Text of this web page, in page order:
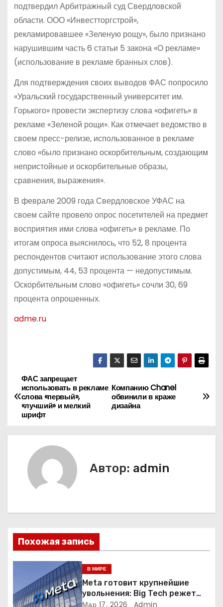
подтвердил Арбитражный суд Свердловской
области. ООО «Инвестторгстрой»,
рекламировавшее «Зеленую рощу», было признано
нарушившим часть 6 статьи 5 закона «О рекламе»
(использование в рекламе бранных слов).
Для подтверждения своих выводов ФАС попросило
«Уральский государственный университет им.
Горького» провести экспертизу слова «офигеть» в
рекламе «Зеленой рощи». Как отмечает ведомство в
своем пресс-релизе, использованное в рекламе
слово «было признано оскорбительным, создающим
непристойные и оскорбительные образы,
сравнения, выражения».
В феврале 2009 года Свердловское УФАС на
своем сайте провело опрос посетителей на предмет
восприятия ими слова «офигеть» в рекламе. По
итогам опроса выяснилось, что 52, 8 процента
респондентов считают использование этого слова
допустимым, 44, 53 процента — недопустимым.
Оскорбительным слово «офигеть» сочли 30, 69
процента опрошенных.
adme.ru
Н
а
ц
и
я
о
Компанию Chanel
обвинили в краже
дизайна
ФАС запрещает
использовать в рекламе
слова «первый»,
«лучший» и мелкий
шрифт
Автор: admin
Похожая запись
В МИРЕ
Meta готовит крупнейшие
увольнения: Big Tech режет
людей ради искусственного
Мар 17, 2026 Admin